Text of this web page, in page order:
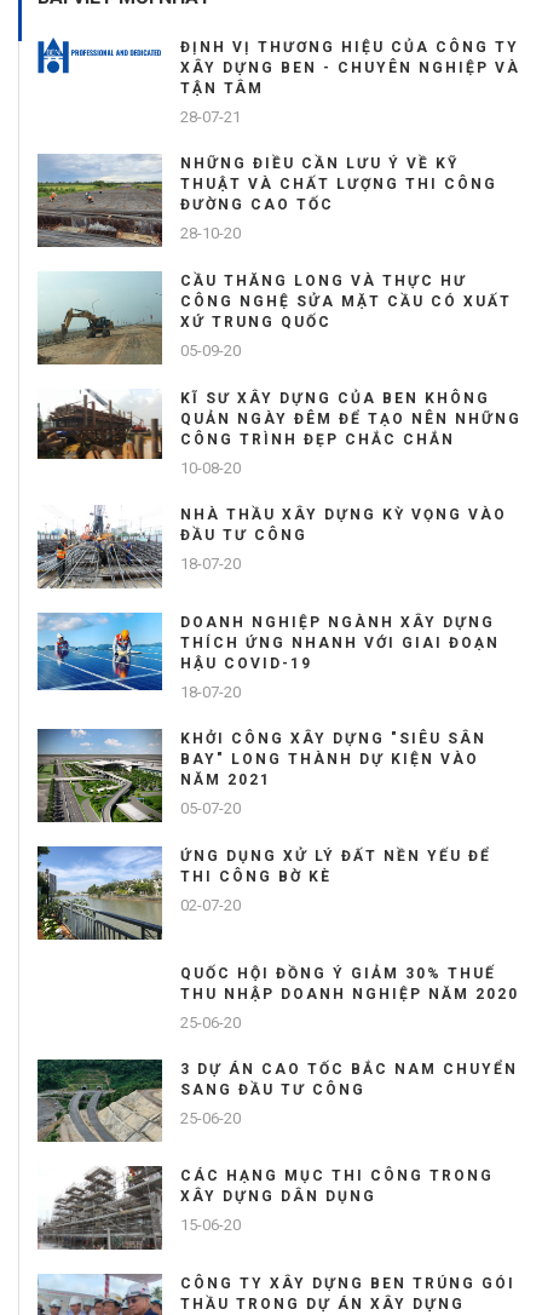
ĐỊNH VỊ THƯƠNG HIỆU CỦA CÔNG TY
XÂY DỰNG BEN - CHUYÊN NGHIỆP VÀ
TẬN TÂM
28-07-21
NHỮNG ĐIỀU CẦN LƯU Ý VỀ KỸ
THUẬT VÀ CHẤT LƯỢNG THI CÔNG
ĐƯỜNG CAO TỐC
28-10-20
CẦU THĂNG LONG VÀ THỰC HƯ
CÔNG NGHỆ SỬA MẶT CẦU CÓ XUẤT
XỨ TRUNG QUỐC
05-09-20
KĨ SƯ XÂY DỰNG CỦA BEN KHÔNG
QUẢN NGÀY ĐÊM ĐỂ TẠO NÊN NHỮNG
CÔNG TRÌNH ĐẸP CHẮC CHẮN
10-08-20
NHÀ THẦU XÂY DỰNG KỲ VỌNG VÀO
ĐẦU TƯ CÔNG
18-07-20
DOANH NGHIỆP NGÀNH XÂY DỰNG
THÍCH ỨNG NHANH VỚI GIAI ĐOẠN
HẬU COVID-19
18-07-20
KHỞI CÔNG XÂY DỰNG "SIÊU SÂN
BAY" LONG THÀNH DỰ KIỆN VÀO
NĂM 2021
05-07-20
ỨNG DỤNG XỬ LÝ ĐẤT NỀN YẾU ĐỂ
THI CÔNG BỜ KÈ
02-07-20
QUỐC HỘI ĐỒNG Ý GIẢM 30% THUẾ
THU NHẬP DOANH NGHIỆP NĂM 2020
25-06-20
3 DỰ ÁN CAO TỐC BẮC NAM CHUYỂN
SANG ĐẦU TƯ CÔNG
25-06-20
CÁC HẠNG MỤC THI CÔNG TRONG
XÂY DỰNG DÂN DỤNG
15-06-20
CÔNG TY XÂY DỰNG BEN TRÚNG GÓI
THẦU TRONG DỰ ÁN XÂY DỰNG